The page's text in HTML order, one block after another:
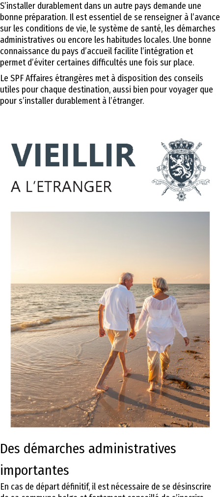
S’installer durablement dans un autre pays demande une
bonne préparation. Il est essentiel de se renseigner à l’avance
sur les conditions de vie, le système de santé, les démarches
administratives ou encore les habitudes locales. Une bonne
connaissance du pays d’accueil facilite l’intégration et
permet d’éviter certaines difficultés une fois sur place.
Le SPF Affaires étrangères met à disposition des conseils
utiles pour chaque destination, aussi bien pour voyager que
pour s’installer durablement à l’étranger.
Des démarches administratives
importantes
En cas de départ définitif, il est nécessaire de se désinscrire